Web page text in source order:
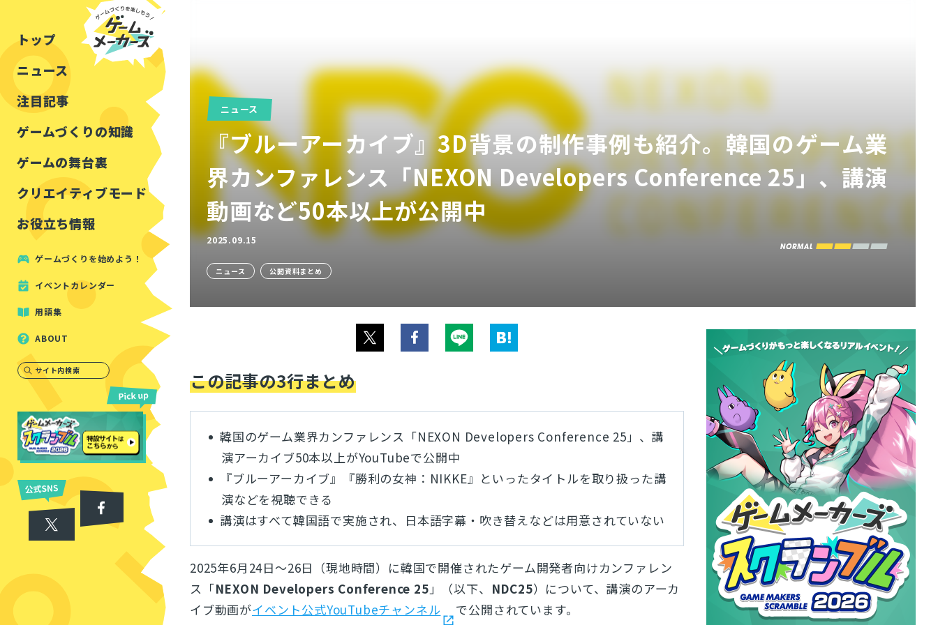
トップ
ニュース
注目記事
ゲームづくりの知識
しくみをつくる
見た目を良くする
ゲームの舞台裏
クリエイティブモード
お役立ち情報
注目・定番の〇〇
アセットレビュー
ツール紹介
周辺機器・ハードウェア
ゲームづくりを始めよう！
イベントカレンダー
用語集
ABOUT
サイト内検索
ニュース
『ブルーアーカイブ』3D背景の制作事例も紹介。韓国のゲーム業
界カンファレンス「NEXON Developers Conference 25」、講演
動画など50本以上が公開中
2025.09.15
ニュース 公開資料まとめ
この記事の3行まとめ
韓国のゲーム業界カンファレンス「NEXON Developers Conference 25」、講
演アーカイブ50本以上がYouTubeで公開中
『ブルーアーカイブ』『勝利の女神：NIKKE』といったタイトルを取り扱った講
演などを視聴できる
講演はすべて韓国語で実施され、日本語字幕・吹き替えなどは用意されていない
2025年6月24日～26日（現地時間）に韓国で開催されたゲーム開発者向けカンファレン
ス「NEXON Developers Conference 25」（以下、 NDC25）について、講演のアーカ
イブ動画がイベント公式YouTubeチャンネル で公開されています。